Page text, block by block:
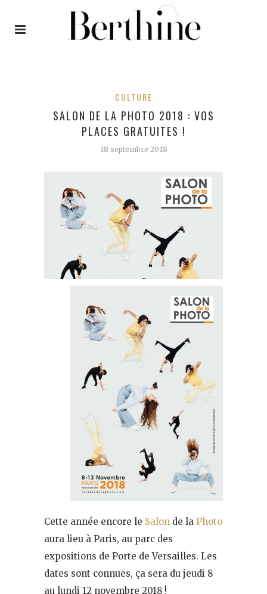
CULTURE
SALON DE LA PHOTO 2018 : VOS
PLACES GRATUITES !
18 septembre 2018
Cette année encore le Salon de la Photo
aura lieu à Paris, au parc des
expositions de Porte de Versailles. Les
dates sont connues, ça sera du jeudi 8
au lundi 12 novembre 2018 !